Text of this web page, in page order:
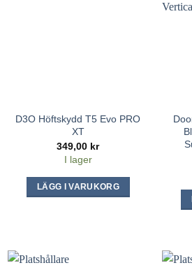
D3O Höftskydd T5 Evo PRO
XT
349,00 kr
I lager
LÄGG I VARUKORG